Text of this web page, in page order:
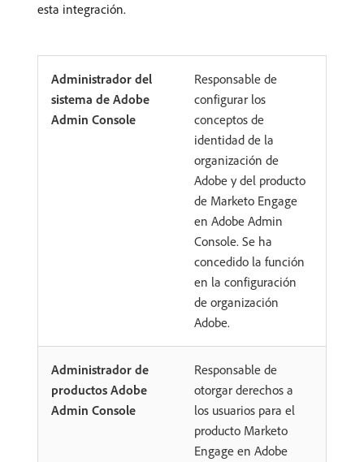
esta integración.
Administrador del
sistema de Adobe
Admin Console
Responsable de
configurar los
conceptos de
identidad de la
organización de
Adobe y del producto
de Marketo Engage
en Adobe Admin
Console. Se ha
concedido la función
en la configuración
de organización
Adobe.
Administrador de
productos Adobe
Admin Console
Responsable de
otorgar derechos a
los usuarios para el
producto Marketo
Engage en Adobe